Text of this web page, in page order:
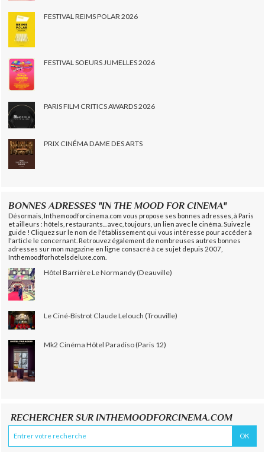
FESTIVAL REIMS POLAR 2026
FESTIVAL SOEURS JUMELLES 2026
PARIS FILM CRITICS AWARDS 2026
PRIX CINÉMA DAME DES ARTS
BONNES ADRESSES "IN THE MOOD FOR CINEMA"
Désormais, Inthemoodforcinema.com vous propose ses bonnes adresses, à Paris
et ailleurs : hôtels, restaurants... avec, toujours, un lien avec le cinéma. Suivez le
guide ! Cliquez sur le nom de l'établissement qui vous intéresse pour accéder à
l'article le concernant. Retrouvez également de nombreuses autres bonnes
adresses sur mon magazine en ligne consacré à ce sujet depuis 2007,
Inthemoodforhotelsdeluxe.com.
Hôtel Barrière Le Normandy (Deauville)
Le Ciné-Bistrot Claude Lelouch (Trouville)
Mk2 Cinéma Hôtel Paradiso (Paris 12)
RECHERCHER SUR INTHEMOODFORCINEMA.COM